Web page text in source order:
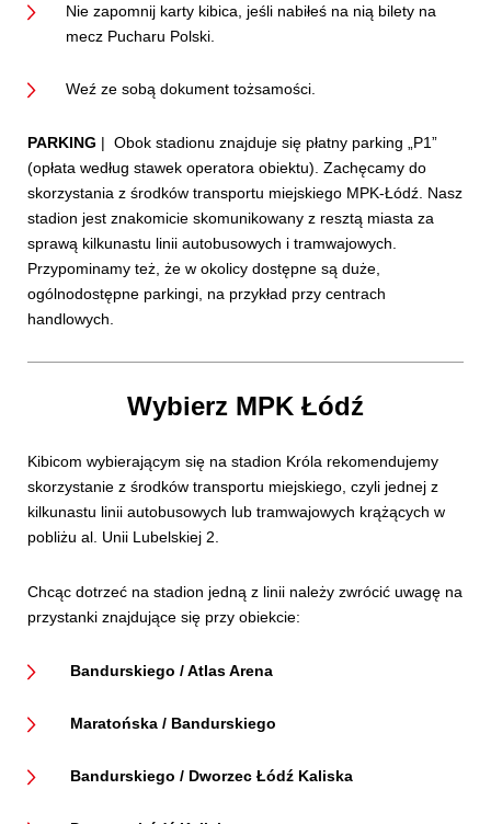
Nie zapomnij karty kibica, jeśli nabiłeś na nią bilety na
mecz Pucharu Polski.
Weź ze sobą dokument tożsamości.
PARKING | Obok stadionu znajduje się płatny parking „P1”
(opłata według stawek operatora obiektu). Zachęcamy do
skorzystania z środków transportu miejskiego MPK-Łódź. Nasz
stadion jest znakomicie skomunikowany z resztą miasta za
sprawą kilkunastu linii autobusowych i tramwajowych.
Przypominamy też, że w okolicy dostępne są duże,
ogólnodostępne parkingi, na przykład przy centrach
handlowych.
Wybierz MPK Łódź
Kibicom wybierającym się na stadion Króla rekomendujemy
skorzystanie z środków transportu miejskiego, czyli jednej z
kilkunastu linii autobusowych lub tramwajowych krążących w
pobliżu al. Unii Lubelskiej 2.
Chcąc dotrzeć na stadion jedną z linii należy zwrócić uwagę na
przystanki znajdujące się przy obiekcie:
Bandurskiego / Atlas Arena
Maratońska / Bandurskiego
Bandurskiego / Dworzec Łódź Kaliska